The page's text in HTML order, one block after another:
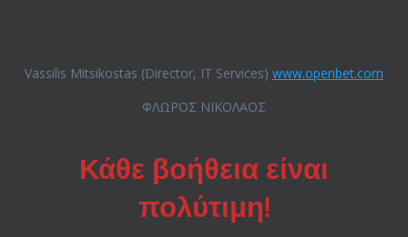
Vassilis Mitsikostas (Director, IT Services) www.openbet.com
ΦΛΩΡΟΣ ΝΙΚΟΛΑΟΣ
Κάθε βοήθεια είναι
πολύτιμη!